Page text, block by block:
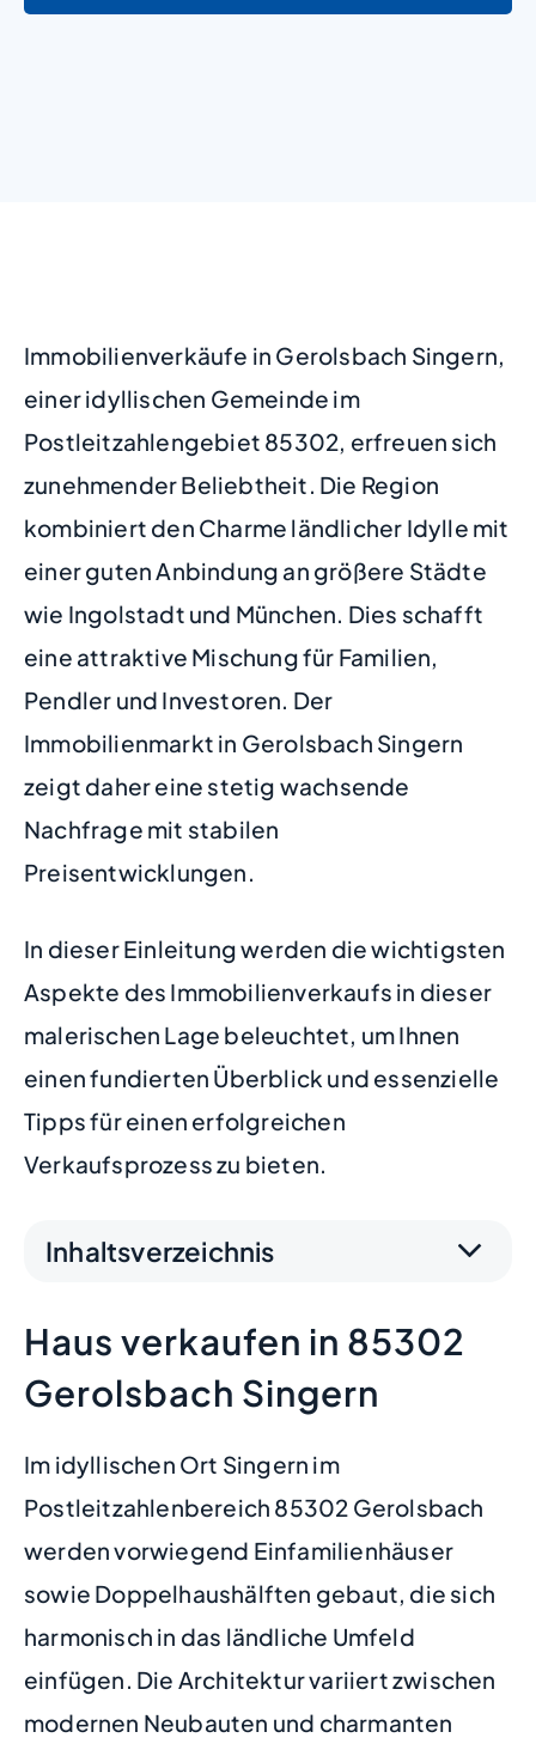
Immobilienverkäufe in Gerolsbach Singern,
einer idyllischen Gemeinde im
Postleitzahlengebiet 85302, erfreuen sich
zunehmender Beliebtheit. Die Region
kombiniert den Charme ländlicher Idylle mit
einer guten Anbindung an größere Städte
wie Ingolstadt und München. Dies schafft
eine attraktive Mischung für Familien,
Pendler und Investoren. Der
Immobilienmarkt in Gerolsbach Singern
zeigt daher eine stetig wachsende
Nachfrage mit stabilen
Preisentwicklungen.
In dieser Einleitung werden die wichtigsten
Aspekte des Immobilienverkaufs in dieser
malerischen Lage beleuchtet, um Ihnen
einen fundierten Überblick und essenzielle
Tipps für einen erfolgreichen
Verkaufsprozess zu bieten.
Inhaltsverzeichnis
Haus verkaufen in 85302
Gerolsbach Singern
Im idyllischen Ort Singern im
Postleitzahlenbereich 85302 Gerolsbach
werden vorwiegend Einfamilienhäuser
sowie Doppelhaushälften gebaut, die sich
harmonisch in das ländliche Umfeld
einfügen. Die Architektur variiert zwischen
modernen Neubauten und charmanten